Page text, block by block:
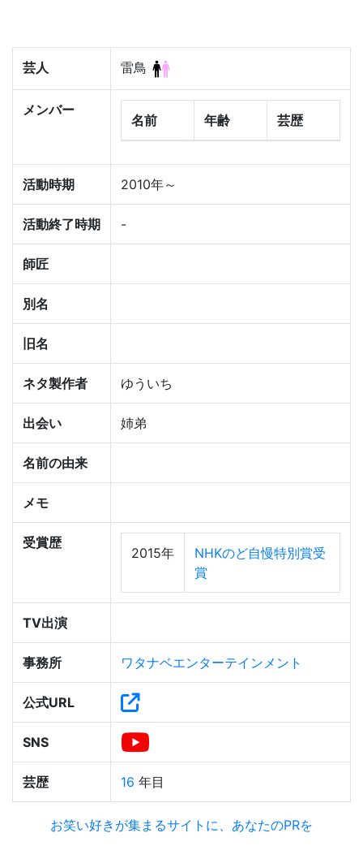
芸人 雷鳥
メンバー
名前 年齢 芸歴
活動時期 2010年～
活動終了時期 -
師匠
別名
旧名
ネタ製作者 ゆういち
出会い 姉弟
名前の由来
メモ
受賞歴
2015年
NHKのど自慢特別賞受
賞
TV出演
事務所 ワタナベエンターテインメント
公式URL
SNS
芸歴 16 年目
お笑い好きが集まるサイトに、あなたのPRを